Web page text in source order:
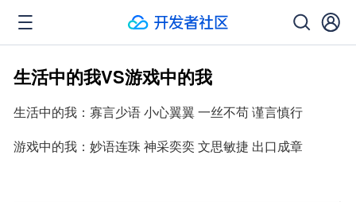
生活中的我VS游戏中的我
生活中的我：寡言少语 小心翼翼 一丝不苟 谨言慎行
游戏中的我：妙语连珠 神采奕奕 文思敏捷 出口成章